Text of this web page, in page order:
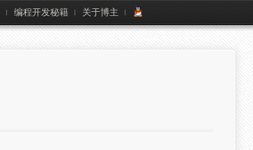
编程开发秘籍 关于博主